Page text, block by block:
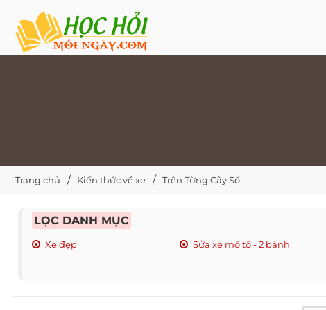
Trang chủ Kiến thức về xe Trên Từng Cây Số
LỌC DANH MỤC
Xe đẹp Sửa xe mô tô - 2 bánh